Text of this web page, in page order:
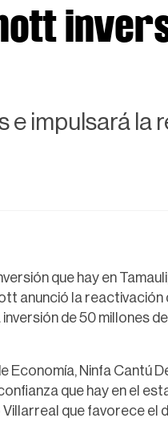
e impulsará la
que hay en
anunció la reactivación
de 50 millones
Economía, Ninfa Cantú
que hay en el
que favorece el